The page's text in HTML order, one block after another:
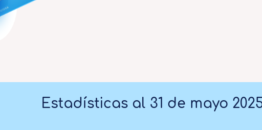
Estadísticas al 31 de mayo